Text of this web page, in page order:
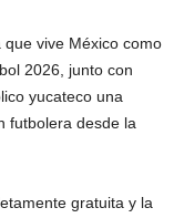
vive México como
2026, junto con
yucateco una
futbolera desde la
gratuita y la